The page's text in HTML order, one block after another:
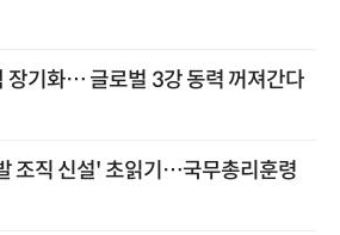
장기화… 글로벌 3강 동력 꺼져간다
조직 신설' 초읽기…국무총리훈령